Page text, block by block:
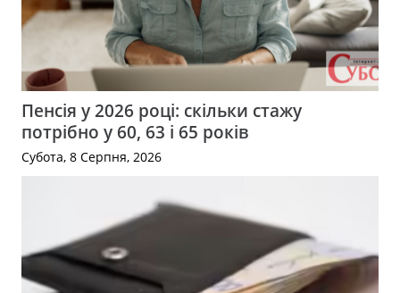
Пенсія у 2026 році: скільки стажу
потрібно у 60, 63 і 65 років
Субота, 8 Серпня, 2026